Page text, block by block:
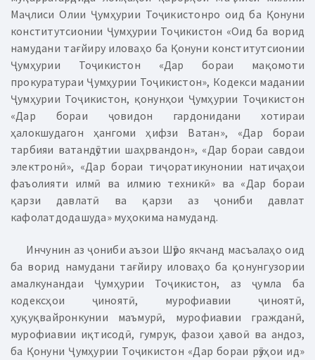
Маҷлиси Олии Ҷумҳурии Тоҷикистонро оид ба Қонуни
конститутсионии Ҷумҳурии Тоҷикистон «Оид ба ворид
намудани тағйиру иловаҳо ба Қонуни конститутсионии
Ҷумҳурии Тоҷикистон «Дар бораи мақомоти
прокуратураи Ҷумҳурии Тоҷикистон», Кодекси мадании
Ҷумҳурии Тоҷикистон, қонунҳои Ҷумҳурии Тоҷикистон
«Дар бораи ҷовидон гардонидани хотираи
ҳалокшудагон ҳангоми ҳифзи Ватан», «Дар бораи
тарбияи ватандӯстии шаҳрвандон», «Дар бораи савдои
электронӣ», «Дар бораи тиҷоратикунонии натиҷаҳои
фаъолияти илмӣ ва илмию техникӣ» ва «Дар бораи
қарзи давлатӣ ва қарзи аз ҷониби давлат
кафолатдодашуда» муҳокима намуданд.
Инчунин аз ҷониби аъзои Шӯро якчанд масъалаҳо оид
ба ворид намудани тағйиру иловаҳо ба қонунгузории
амалкунандаи Ҷумҳурии Тоҷикистон, аз ҷумла ба
кодексҳои ҷиноятӣ, мурофиавии ҷиноятӣ,
ҳуқуқвайронкунии маъмурӣ, мурофиавии гражданӣ,
мурофиавии иқтисодӣ, гумрук, фазои ҳавоӣ ва андоз,
ба Қонуни Ҷумҳурии Тоҷикистон «Дар бораи рӯзҳои ид»